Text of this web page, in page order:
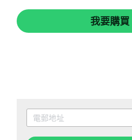
我要購買